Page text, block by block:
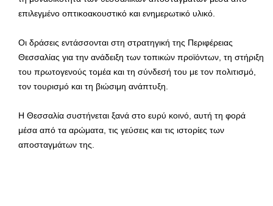
επιλεγμένο οπτικοακουστικό και ενημερωτικό υλικό.
Οι δράσεις εντάσσονται στη στρατηγική της Περιφέρειας
Θεσσαλίας για την ανάδειξη των τοπικών προϊόντων, τη στήριξη
του πρωτογενούς τομέα και τη σύνδεσή του με τον πολιτισμό,
τον τουρισμό και τη βιώσιμη ανάπτυξη.
Η Θεσσαλία συστήνεται ξανά στο ευρύ κοινό, αυτή τη φορά
μέσα από τα αρώματα, τις γεύσεις και τις ιστορίες των
αποσταγμάτων της.